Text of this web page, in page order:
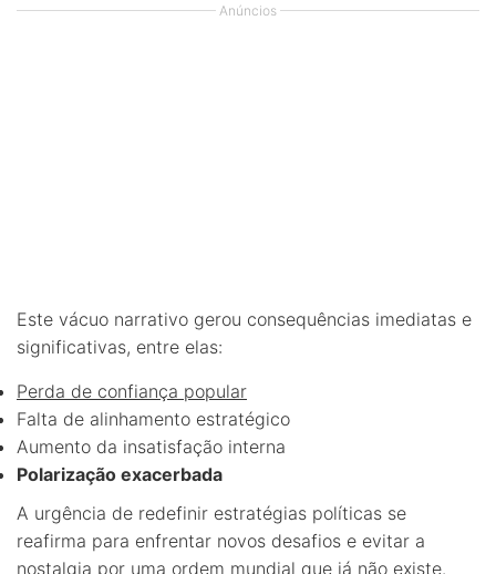
Anúncios
Este vácuo narrativo gerou consequências imediatas e
significativas, entre elas:
Perda de confiança popular
Falta de alinhamento estratégico
Aumento da insatisfação interna
Polarização exacerbada
A urgência de redefinir estratégias políticas se
reafirma para enfrentar novos desafios e evitar a
nostalgia por uma ordem mundial que já não existe.